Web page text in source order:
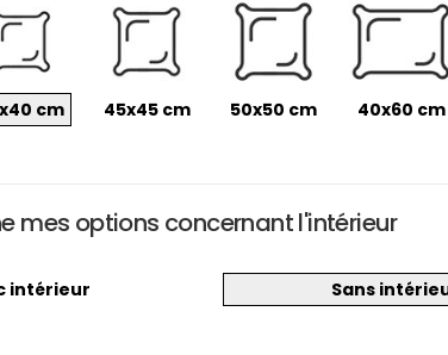
cm 45x45 cm 50x50 cm 40x60 cm
mes options concernant l'intérieur
intérieur Sans